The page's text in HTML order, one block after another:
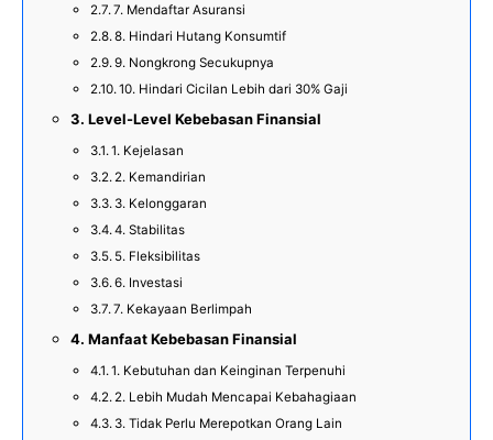
7. Mendaftar Asuransi
8. Hindari Hutang Konsumtif
9. Nongkrong Secukupnya
10. Hindari Cicilan Lebih dari 30% Gaji
Level-Level Kebebasan Finansial
1. Kejelasan
2. Kemandirian
3. Kelonggaran
4. Stabilitas
5. Fleksibilitas
6. Investasi
7. Kekayaan Berlimpah
Manfaat Kebebasan Finansial
1. Kebutuhan dan Keinginan Terpenuhi
2. Lebih Mudah Mencapai Kebahagiaan
3. Tidak Perlu Merepotkan Orang Lain